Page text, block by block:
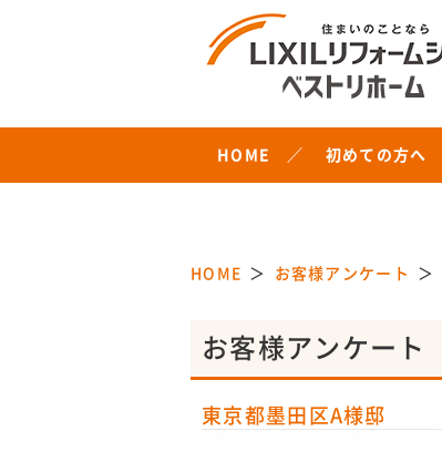
HOME 初めての方へ
HOME お客様アンケート
お客様アンケート
東京都墨田区A様邸